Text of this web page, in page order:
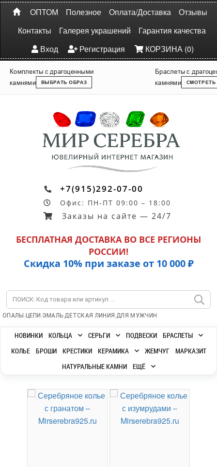
ОПТОМ Полезное Оплата/Доставка
Отзывы
Контакты
Галерея украшений
Гарантия качества
Вход
Регистрация КОРЗИНА (0)
Комплекты с драгоценными
камнями
ВЫБРАТЬ ОБРАЗ
Браслеты с
камнями
СМОТРЕТЬ
+7(915)292-07-00
Офис: ПН-ПТ 09:00 – 18:00
Заказы на сайте — 24/7
БЕСПЛАТНАЯ ДОСТАВКА ВО ВСЕ РЕГИОНЫ
РОССИИ!
Скидка 10% при заказе от 10 000 ₽
ОПАЛЫ | ЦЕПИ |ЭМАЛЬ|ДЕТСКАЯ ЛИНИЯ |ДЛЯ МУЖЧИН
НОВИНКИ КОЛЬЦА СЕРЬГИ ПОДВЕСКИ
БРАСЛЕТЫ
КОЛЬЕ
БРОШИ КРЕСТИКИ КЕРАМИКА ЖЕМЧУГ
МАРКАЗИТ
НАТУРАЛЬНЫЕ КАМНИ
ЕЩЁ